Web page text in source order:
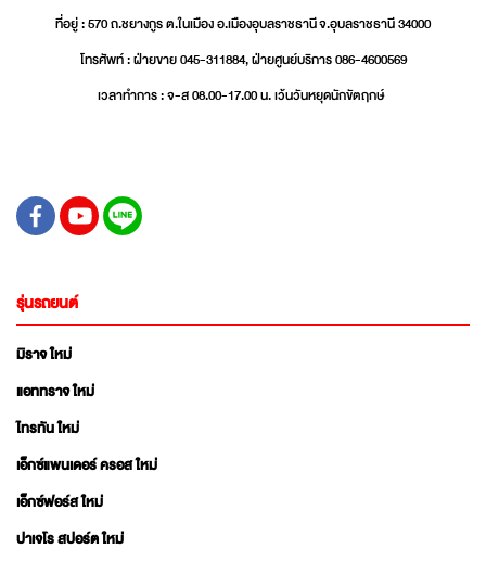
ที่อยู่ : 570 ถ.ชยางกูร ต.ในเมือง อ.เมืองอุบลราชธานี จ.อุบลราชธานี 34000
โทรศัพท์ : ฝ่ายขาย 045-311884, ฝ่ายศูนย์บริการ 086-4600569
เวลาทำการ : จ-ส 08.00-17.00 น. เว้นวันหยุดนักขัตฤกษ์
รุ่นรถยนต์
มิราจ ใหม่
แอททราจ ใหม่
ไทรทัน ใหม่
เอ็กซ์แพนเดอร์ ครอส ใหม่
เอ็กซ์ฟอร์ส ใหม่
ปาเจโร สปอร์ต ใหม่